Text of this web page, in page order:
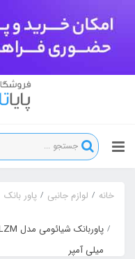
خانه لوازم جانبی پاور بانک
میلی آمپر